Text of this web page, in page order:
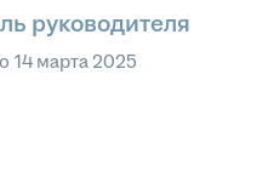
руководителя
14 марта 2025